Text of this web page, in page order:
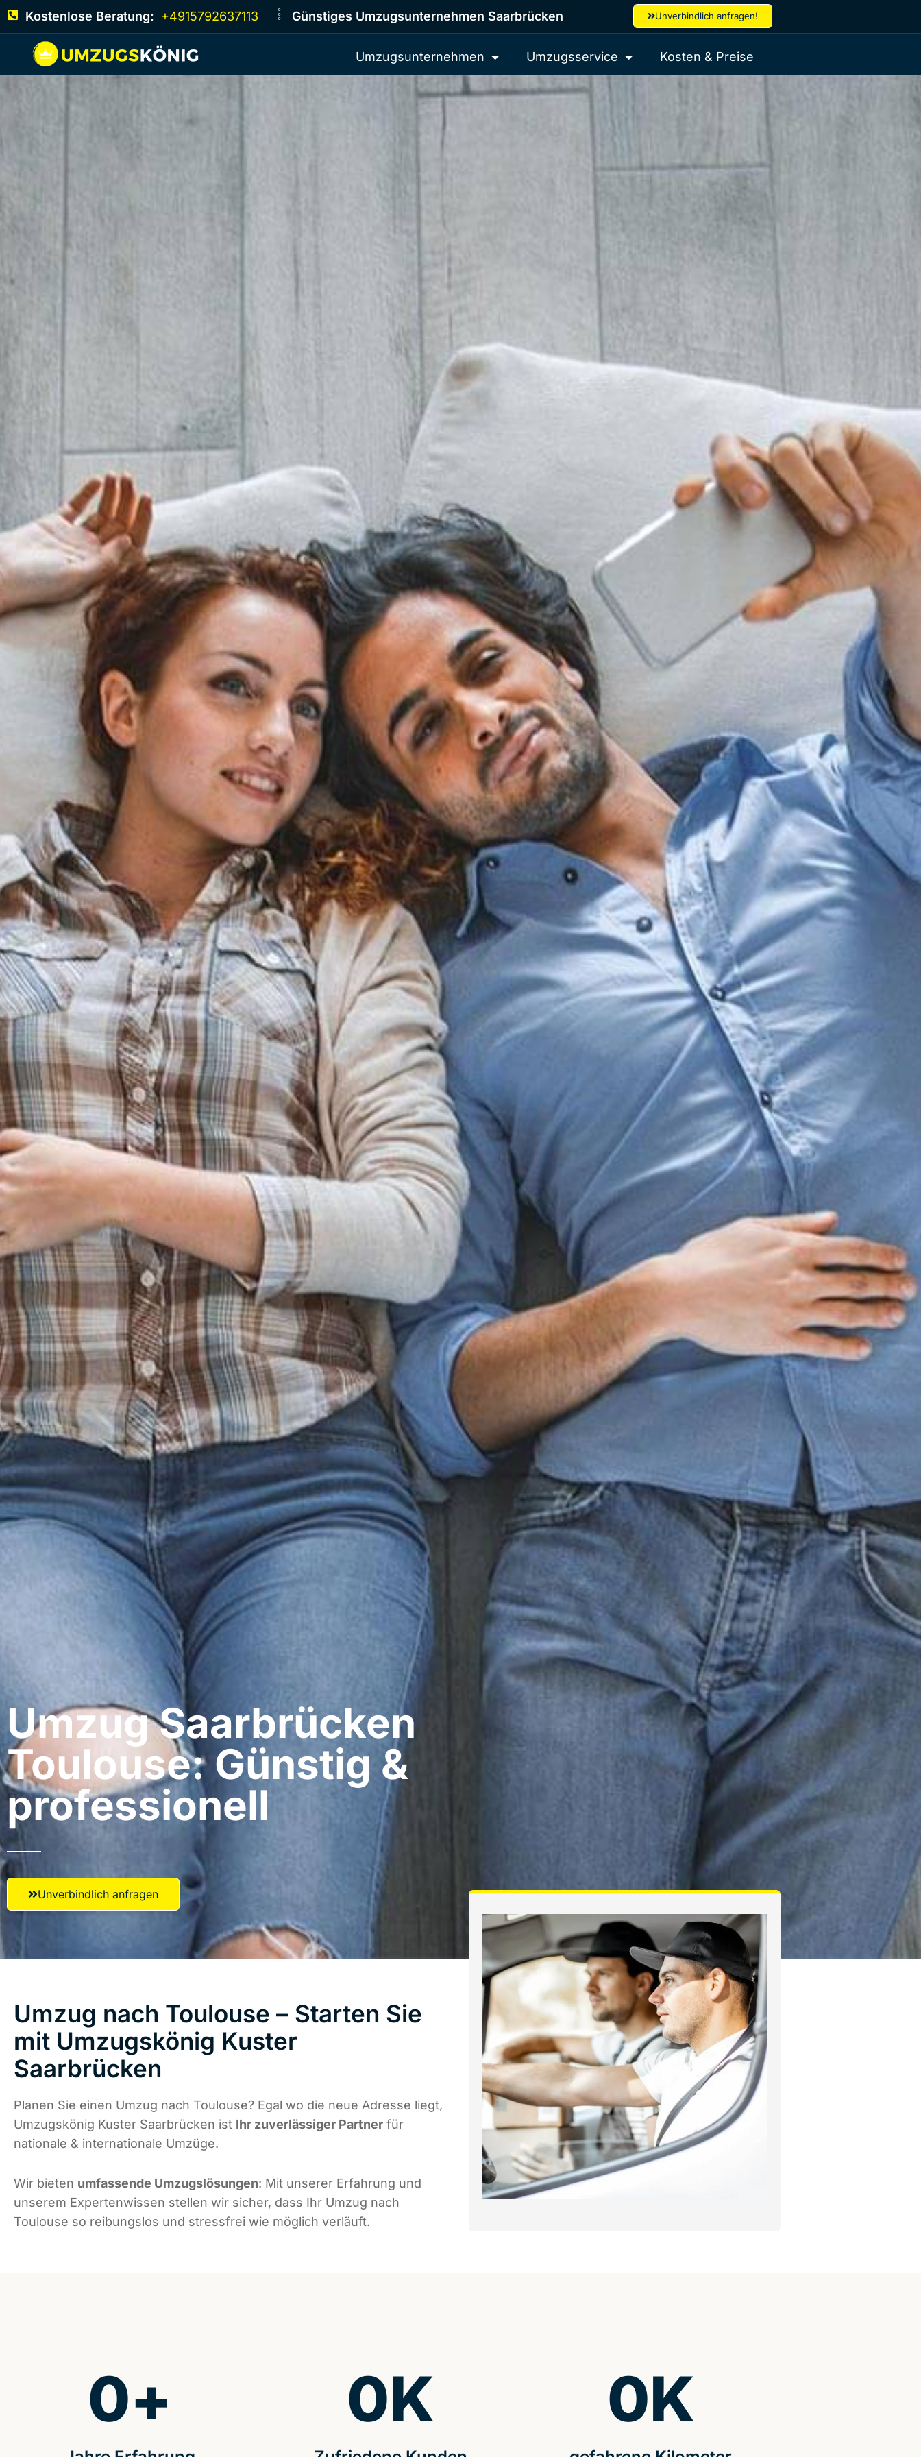
Kostenlose Beratung: +4915792637113 Günstiges Umzugsunternehmen Saarbrücken Unverbindlich anfragen!
Umzugsunternehmen Umzugsservice Kosten & Preise
Umzug Saarbrücken​
Toulouse: Günstig &
professionell​
Unverbindlich anfragen
Umzug nach Toulouse – Starten Sie
mit Umzugskönig Kuster
Saarbrücken
Planen Sie einen Umzug nach Toulouse? Egal wo die neue Adresse liegt,
Umzugskönig Kuster Saarbrücken ist Ihr zuverlässiger Partner für
nationale & internationale Umzüge.
Wir bieten umfassende Umzugslösungen: Mit unserer Erfahrung und
unserem Expertenwissen stellen wir sicher, dass Ihr Umzug nach
Toulouse so reibungslos und stressfrei wie möglich verläuft.
0+ 0K 0K